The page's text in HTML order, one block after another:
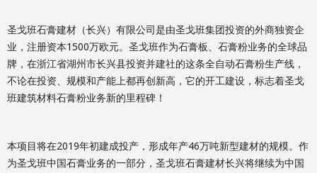
圣戈班石膏建材（长兴）有限公司是由圣戈班集团投资的外商独资企
业，注册资本1500万欧元。圣戈班作为石膏板、石膏粉业务的全球品
牌，在浙江省湖州市长兴县投资并建社的这条全自动石膏粉生产线，
不论在投资、规模和产能上都再创新高，它的开工建设，标志着圣戈
班建筑材料石膏粉业务新的里程碑！
本项目将在2019年初建成投产，形成年产46万吨新型建材的规模。作
为圣戈班中国石膏业务的一部分，圣戈班石膏建材长兴将继续为中国